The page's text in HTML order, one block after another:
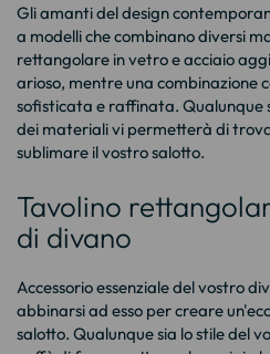
Gli amanti del design
a modelli che combinano diversi
rettangolare in vetro e acciaio
arioso, mentre una combinazione
sofisticata e raffinata. Qualunque
dei materiali vi permetterà di
sublimare il vostro salotto.
Tavolino
di divano
Accessorio essenziale del vostro
abbinarsi ad esso per creare
salotto. Qualunque sia lo stile del